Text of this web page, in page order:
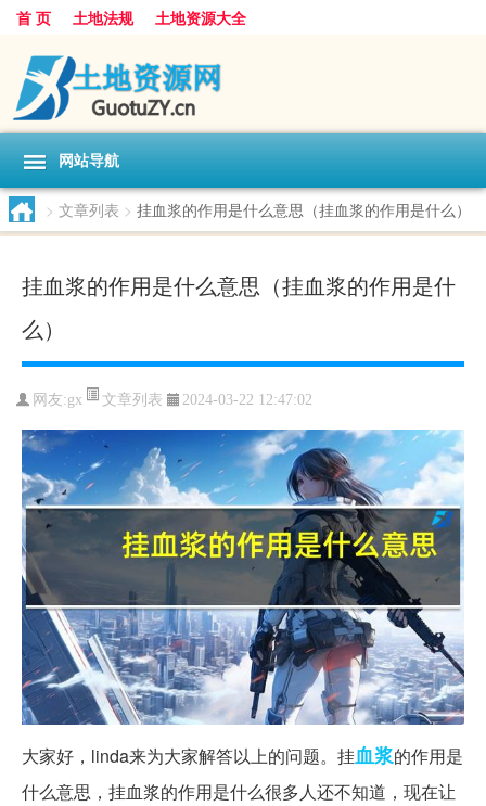
首 页 土地法规 土地资源大全
网站导航
> 文章列表 > 挂血浆的作用是什么意思（挂血浆的作用是什么）
挂血浆的作用是什么意思（挂血浆的作用是什
么）
网友:gx 文章列表 2024-03-22 12:47:02
大家好，linda来为大家解答以上的问题。挂血浆的作用是
什么意思，挂血浆的作用是什么很多人还不知道，现在让